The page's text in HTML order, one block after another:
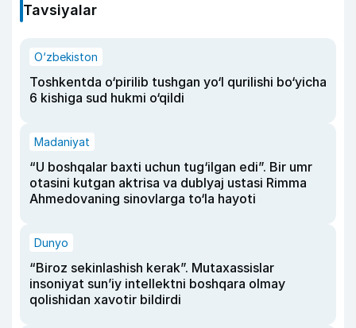
Tavsiyalar
O‘zbekiston
Toshkentda o‘pirilib tushgan yo‘l qurilishi bo‘yicha
6 kishiga sud hukmi o‘qildi
Madaniyat
“U boshqalar baxti uchun tug‘ilgan edi”. Bir umr
otasini kutgan aktrisa va dublyaj ustasi Rimma
Ahmedovaning sinovlarga to‘la hayoti
Dunyo
“Biroz sekinlashish kerak”. Mutaxassislar
insoniyat sun’iy intellektni boshqara olmay
qolishidan xavotir bildirdi